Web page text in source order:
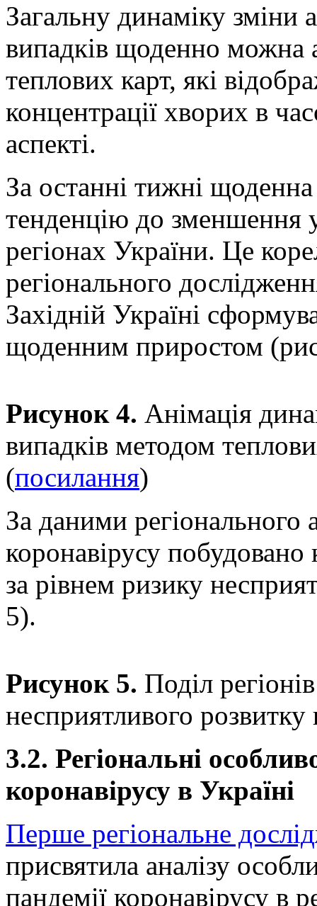
Загальну динаміку зміни
випадків щоденно можна
теплових карт, які
концентрації хворих в
аспекті.
За останні тижні
тенденцію до зменшення
регіонах України. Це
регіонального
Західній Україні
щоденним приростом
Рисунок 4. Анімація
випадків методом
(посилання)
За даними регіонального
коронавірусу побудовано
за рівнем ризику
5).
Рисунок 5. Поділ
несприятливого розвитку
3.2. Регіональні
коронавірусу в Україні
Перше регіональне
присвятила аналізу
пандемії коронавірусу в